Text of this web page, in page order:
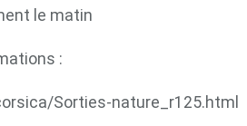
le matin
:
Sorties-nature_r125.html